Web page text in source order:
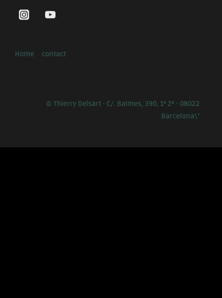
Home contact
© Thierry Delsart · C/. Balmes, 390, 1º 2ª · 08022
Barcelona\"